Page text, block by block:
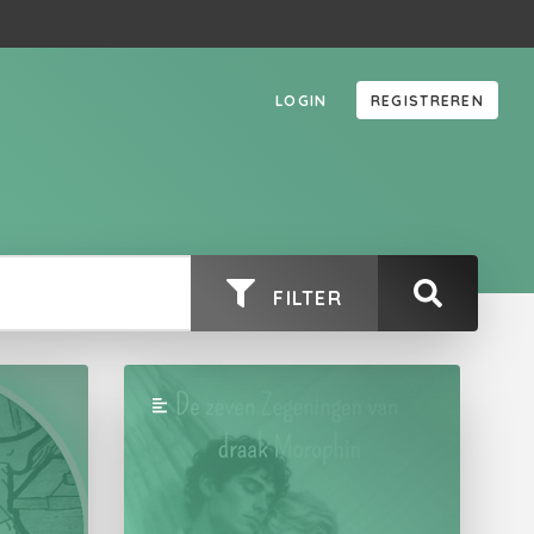
LOGIN REGISTREREN
FILTER